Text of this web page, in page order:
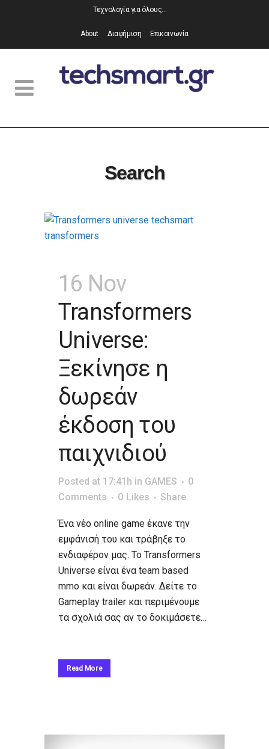
Τεχνολογία για όλους…
About Διαφήμιση Επικοινωνία
Search
16 Nov
Transformers
Universe:
Ξεκίνησε η
δωρεάν
έκδοση του
παιχνιδιού
Posted at 17:41h in GAMES
0
Comments
0 Likes Share
Ένα νέο online game έκανε την
εμφάνισή του και τράβηξε το
ενδιαφέρον μας. Το Transformers
Universe είναι ένα team based
mmo και είναι δωρεάν. Δείτε το
Gameplay trailer και περιμένουμε
τα σχολιά σας αν το δοκιμάσετε…
Read More